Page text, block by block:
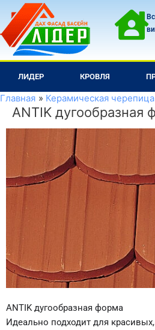
Перейти
содержимому
ЛИДЕР КРОВЛЯ
Главная Керамическая
ANTIK дугообразная
ANTIK дугообразная форма
Идеально подходит для